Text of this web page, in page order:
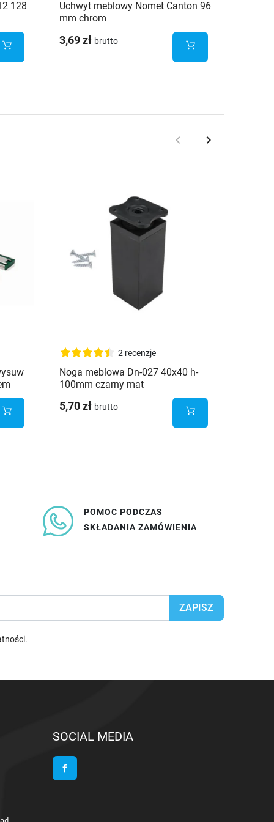
128
Uchwyt meblowy Nomet Canton 96
mm chrom
3,69 zł brutto
Poprzedni
keyboard_arrow_left Następny
keyboard_arrow_right
2 recenzje
Noga meblowa Dn-027 40x40 h-
100mm czarny mat
5,70 zł brutto
POMOC PODCZAS
SKŁADANIA ZAMÓWIENIA
.
SOCIAL MEDIA
Facebook